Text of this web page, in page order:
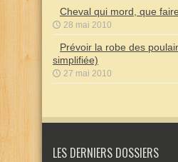
Cheval qui mord, que
28 mai 2010
Prévoir la robe des
simplifiée)
27 mai 2010
LES DERNIERS DOSSIERS